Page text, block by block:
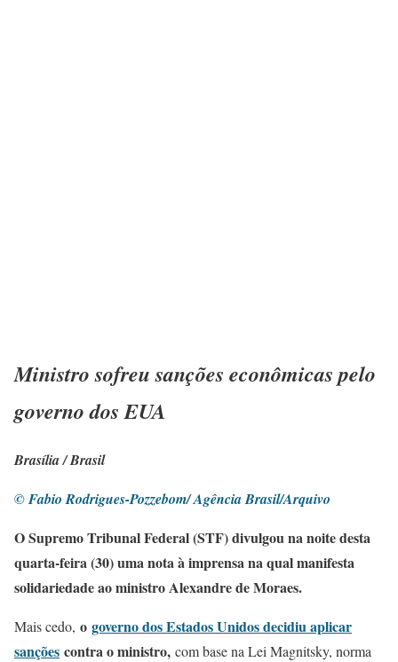
Ministro sofreu sanções econômicas pelo
governo dos EUA
Brasília / Brasil
© Fabio Rodrigues-Pozzebom/ Agência Brasil/Arquivo
O Supremo Tribunal Federal (STF) divulgou na noite desta
quarta-feira (30) uma nota à imprensa na qual manifesta
solidariedade ao ministro Alexandre de Moraes.
Mais cedo, o governo dos Estados Unidos decidiu aplicar
sanções contra o ministro, com base na Lei Magnitsky, norma